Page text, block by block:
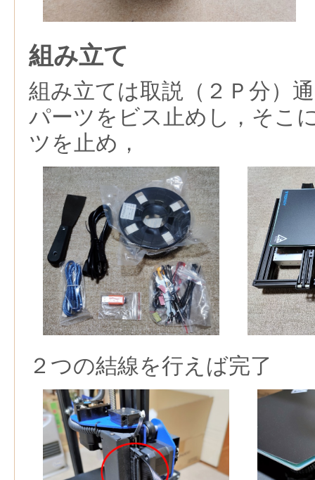
組み立て
組み立ては取説（２Ｐ分）
パーツをビス止めし，そこ
ツを止め，
２つの結線を行えば完了